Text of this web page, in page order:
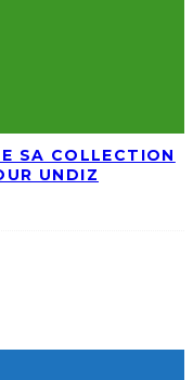
SA COLLECTION
UNDIZ